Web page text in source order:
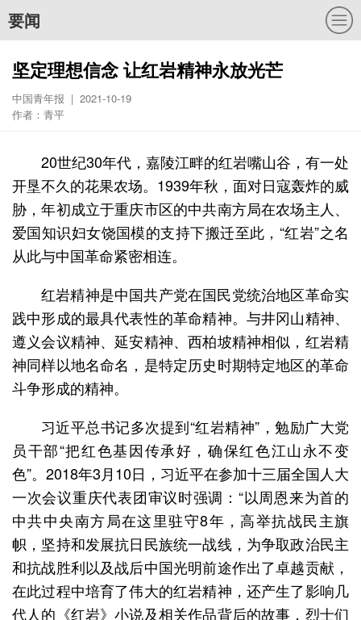
要闻
坚定理想信念 让红岩精神永放光芒
中国青年报 | 2021-10-19
作者：青平
20世纪30年代，嘉陵江畔的红岩嘴山谷，有一处
开垦不久的花果农场。1939年秋，面对日寇轰炸的威
胁，年初成立于重庆市区的中共南方局在农场主人、
爱国知识妇女饶国模的支持下搬迁至此，“红岩”之名
从此与中国革命紧密相连。
红岩精神是中国共产党在国民党统治地区革命实
践中形成的最具代表性的革命精神。与井冈山精神、
遵义会议精神、延安精神、西柏坡精神相似，红岩精
神同样以地名命名，是特定历史时期特定地区的革命
斗争形成的精神。
习近平总书记多次提到“红岩精神”，勉励广大党
员干部“把红色基因传承好，确保红色江山永不变
色”。2018年3月10日，习近平在参加十三届全国人大
一次会议重庆代表团审议时强调：“以周恩来为首的
中共中央南方局在这里驻守8年，高举抗战民主旗
帜，坚持和发展抗日民族统一战线，为争取政治民主
和抗战胜利以及战后中国光明前途作出了卓越贡献，
在此过程中培育了伟大的红岩精神，还产生了影响几
代人的《红岩》小说及相关作品背后的故事，烈士们